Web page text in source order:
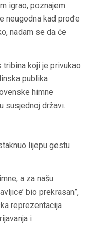
igrao, poznajem
neugodna kad prođe
nadam se da će
koji je privukao
publika
himne
susjednoj državi.
lijepu gestu
a za našu
bio prekrasan”,
reprezentacija
i